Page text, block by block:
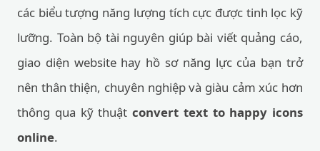
các biểu tượng năng lượng tích cực được tinh lọc kỹ
lưỡng. Toàn bộ tài nguyên giúp bài viết quảng cáo,
giao diện website hay hồ sơ năng lực của bạn trở
nên thân thiện, chuyên nghiệp và giàu cảm xúc hơn
thông qua kỹ thuật convert text to happy icons
online.